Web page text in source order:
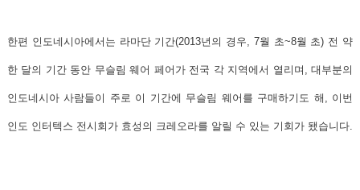
한편 인도네시아에서는 라마단 기간(2013년의 경우, 7월 초~8월 초) 전 약
한 달의 기간 동안 무슬림 웨어 페어가 전국 각 지역에서 열리며, 대부분의
인도네시아 사람들이 주로 이 기간에 무슬림 웨어를 구매하기도 해, 이번
인도 인터텍스 전시회가 효성의 크레오라를 알릴 수 있는 기회가 됐습니다.